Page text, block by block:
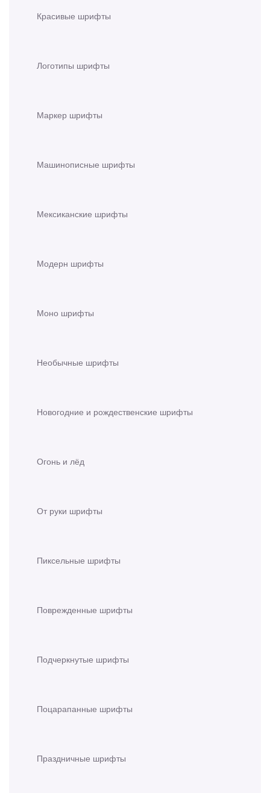
Красивые шрифты
Логотипы шрифты
Маркер шрифты
Машинописные шрифты
Мексиканские шрифты
Модерн шрифты
Моно шрифты
Необычные шрифты
Новогодние и рождественские шрифты
Огонь и лёд
От руки шрифты
Пиксельные шрифты
Поврежденные шрифты
Подчеркнутые шрифты
Поцарапанные шрифты
Праздничные шрифты